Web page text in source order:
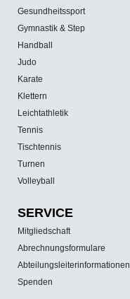
Gesundheitssport
Gymnastik & Step
Handball
Judo
Karate
Klettern
Leichtathletik
Tennis
Tischtennis
Turnen
Volleyball
SERVICE
Mitgliedschaft
Abrechnungsformulare
Abteilungsleiterinformationen
Spenden